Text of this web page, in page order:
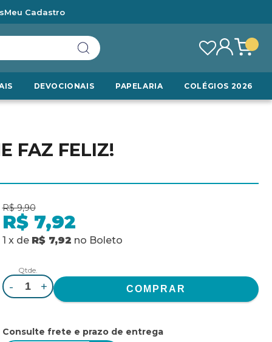
Meu Cadastro
DEVOCIONAIS PAPELARIA COLÉGIOS 2026
FAZ FELIZ!
R$ 9,90
R$ 7,92
1 x de R$ 7,92 no Boleto
Qtde.
- +
Consulte frete e prazo de entrega